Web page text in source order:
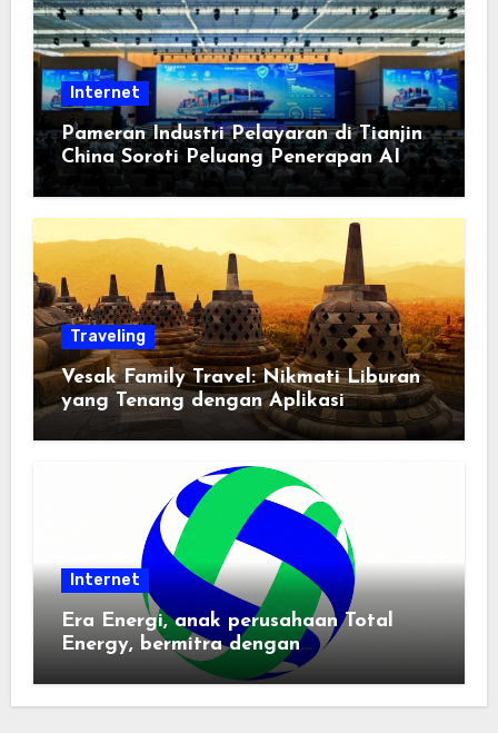
Internet
Pameran Industri Pelayaran di Tianjin
China Soroti Peluang Penerapan AI
Traveling
Vesak Family Travel: Nikmati Liburan
yang Tenang dengan Aplikasi
Pemindai PDF
Internet
Era Energi, anak perusahaan Total
Energy, bermitra dengan
Zhuochuangtong untuk mempercepat